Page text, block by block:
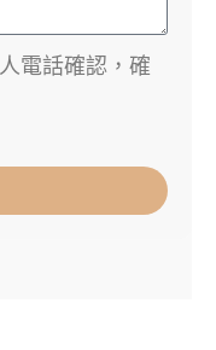
電話確認，確